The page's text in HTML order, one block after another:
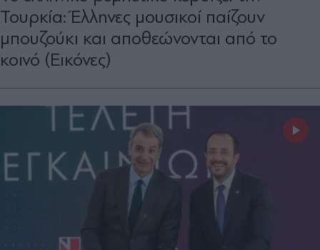
Τουρκία: Έλληνες μουσικοί παίζουν
μπουζούκι και αποθεώνονται από το
κοινό (Εικόνες)